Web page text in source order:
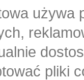
używa
pliki